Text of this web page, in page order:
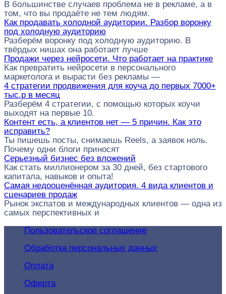
В большинстве случаев проблема не в рекламе, а в
том, что вы продаёте не тем людям.
Как продавать холодной аудитории. Разбор воронку
под холодную аудиторию
Разберём воронку под холодную аудиторию. В
твёрдых нишах она работает лучше
Продажи через нейросети. Что работает на практике
Как превратить нейросети в персонального
маркетолога и вырасти без рекламы —
4 стратегии продвижения для коуча до первых 7000+
тыс.р в месяц
Разберём 4 стратегии, с помощью которых коучи
выходят на первые 10.
Контент есть, а клиентов нет — 5 причин. Как это
исправить?
Ты пишешь посты, снимаешь Reels, а заявок ноль.
Почему одни блоги приносят
Серьезный бизнес без вложений
Как стать миллионером за 30 дней, без стартового
капитала, навыков и опыта!
Самая недооценённая аудитория. 4 вида клиентов и
сценариев продаж
Рынок экспатов и международных клиентов — одна из
самых перспективных и
Пользовательское соглашение
Обработка персональных данных
Оплата
Оферта